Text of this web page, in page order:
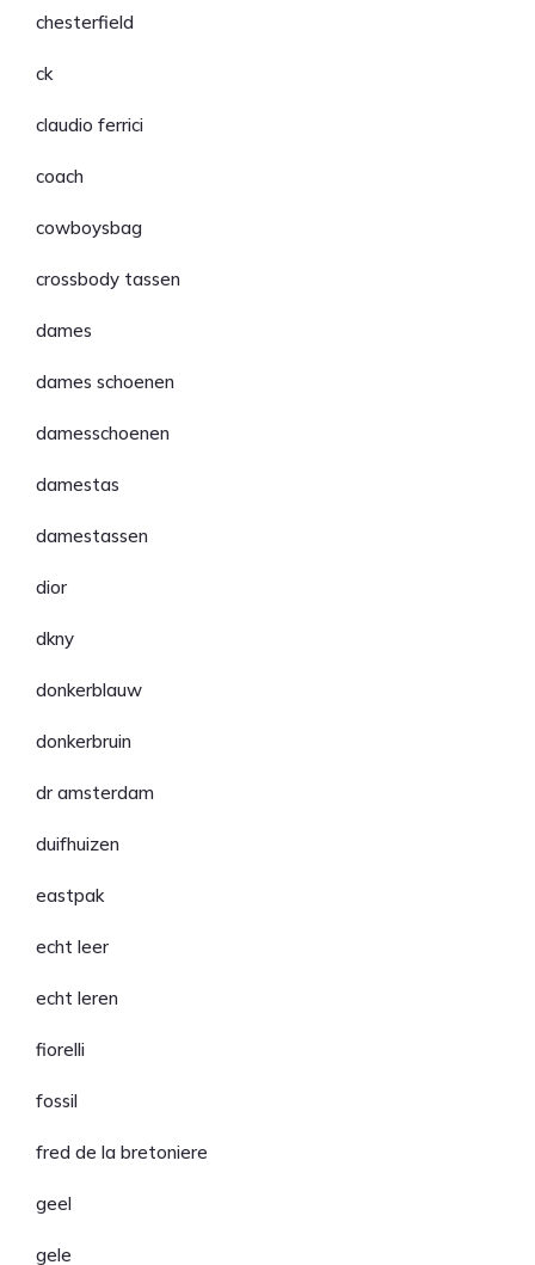
chesterfield
ck
claudio ferrici
coach
cowboysbag
crossbody tassen
dames
dames schoenen
damesschoenen
damestas
damestassen
dior
dkny
donkerblauw
donkerbruin
dr amsterdam
duifhuizen
eastpak
echt leer
echt leren
fiorelli
fossil
fred de la bretoniere
geel
gele